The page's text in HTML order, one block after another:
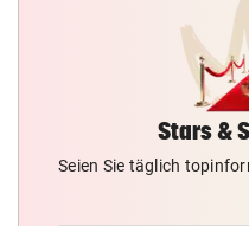
Stars &
Seien Sie täglich